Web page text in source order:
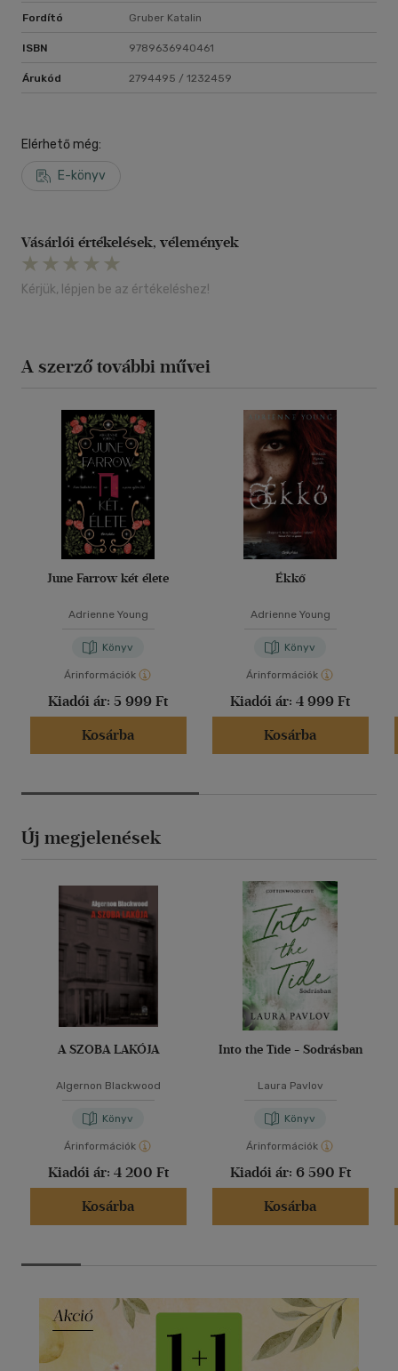
Fordító Gruber Katalin
ISBN 9789636940461
Árukód 2794495 / 1232459
Elérhető még:
E-könyv
Vásárlói értékelések, vélemények
Kérjük, lépjen be az értékeléshez!
A szerző további művei
June Farrow két élete
Adrienne Young
Könyv
Árinformációk
Kiadói ár: 5 999 Ft
Kosárba
Ékkő
Adrienne Young
Könyv
Árinformációk
Kiadói ár: 4 999 Ft
Kosárba
Új megjelenések
A SZOBA LAKÓJA
Algernon Blackwood
Könyv
Árinformációk
Kiadói ár: 4 200 Ft
Kosárba
Into the Tide - Sodrásban
Laura Pavlov
Könyv
Árinformációk
Kiadói ár: 6 590 Ft
Kosárba